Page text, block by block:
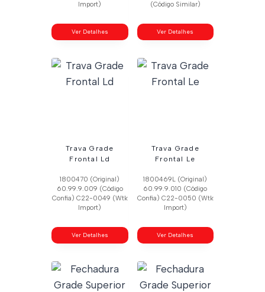
Import)
Ver Detalhes
(Código Similar)
Ver Detalhes
Trava Grade
Frontal Ld
1800470 (Original)
60.99.9.009 (Código
Confia) C22-0049 (Wtk
Import)
Ver Detalhes
Trava Grade
Frontal Le
1800469L (Original)
60.99.9.010 (Código
Confia) C22-0050 (Wtk
Import)
Ver Detalhes